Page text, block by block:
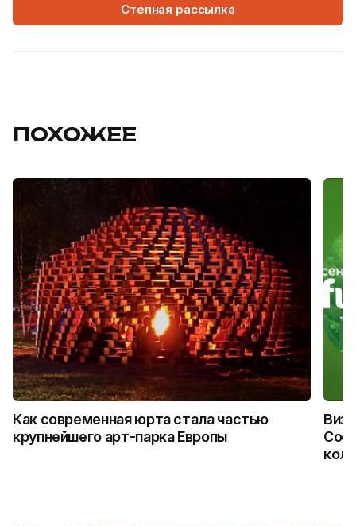
Степная рассылка
ПОХОЖЕЕ
Как современная юрта стала частью
крупнейшего арт-парка Европы